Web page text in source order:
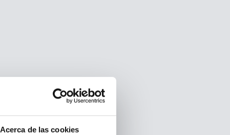
Acerca de las cookies